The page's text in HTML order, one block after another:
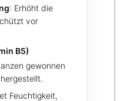
: Erhöht die
vor
B5)
gewonnen
Feuchtigkeit,